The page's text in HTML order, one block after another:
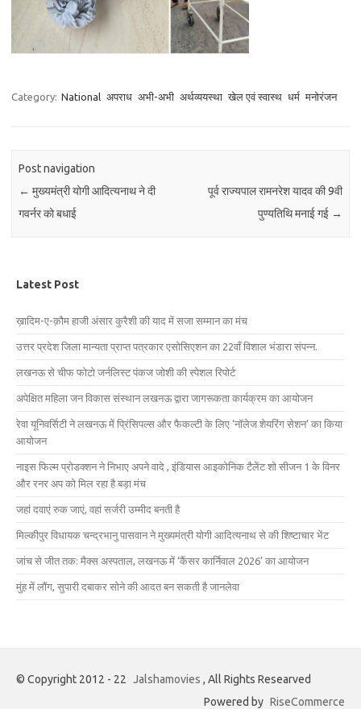
Category: National अपराध अभी-अभी अर्थव्ययस्था खेल एवं स्वास्थ धर्म मनोरंजन
Post navigation
← मुख्यमंत्री योगी आदित्यनाथ ने दी
गवर्नर को बधाई
पूर्व राज्यपाल रामनरेश यादव की 9वी
पुण्यतिथि मनाई गई →
Latest Post
ख़ादिम-ए-क़ौम हाजी अंसार कुरैशी की याद में सजा सम्मान का मंच
उत्तर प्रदेश जिला मान्यता प्राप्त पत्रकार एसोसिएशन का 22वाँ विशाल भंडारा संपन्न.
लखनऊ से चीफ फोटो जर्नलिस्ट पंकज जोशी की स्पेशल रिपोर्ट
अपेक्षित महिला जन विकास संस्थान लखनऊ द्वारा जागरूकता कार्यक्रम का आयोजन
रेवा यूनिवर्सिटी ने लखनऊ में प्रिंसिपल्स और फैकल्टी के लिए ‘नॉलेज शेयरिंग सेशन’ का किया
आयोजन
नाइस फिल्म प्रोडक्शन ने निभाए अपने वादे , इंडियास आइकोनिक टैलेंट शो सीजन 1 के विनर
और रनर अप को मिल रहा है बड़ा मंच
जहां दवाएं रुक जाएं, वहां सर्जरी उम्मीद बनती है
मिल्कीपुर विधायक चन्द्रभानु पासवान ने मुख्यमंत्री योगी आदित्यनाथ से की शिष्टाचार भेंट
जांच से जीत तक: मैक्स अस्पताल, लखनऊ में ‘कैंसर कार्निवाल 2026’ का आयोजन
मुंह में लौंग, सुपारी दबाकर सोने की आदत बन सकती है जानलेवा
© Copyright 2012 - 22 Jalshamovies , All Rights Researved
Powered by RiseCommerce